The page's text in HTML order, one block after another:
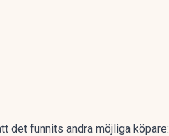
det funnits andra möjliga köpare: